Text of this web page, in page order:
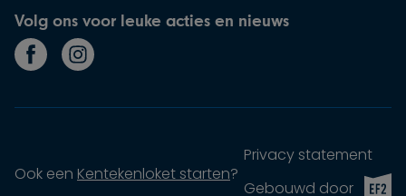
Volg ons voor leuke acties en nieuws
Ook een Kentekenloket starten?
Privacy statement
Gebouwd doorEF2